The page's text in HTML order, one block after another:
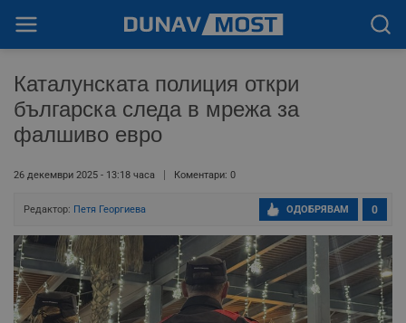
Каталунската полиция откри
българска следа в мрежа за
фалшиво евро
26 декември 2025 - 13:18 часа Коментари: 0
Редактор: Петя Георгиева 0
ОДОБРЯВАМ